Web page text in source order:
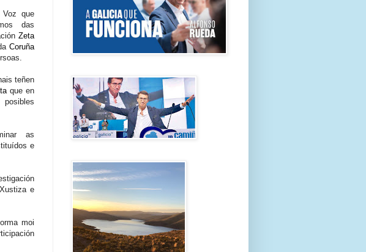
que
das
Zeta
Coruña
teñen
que en
as
e
e
moi